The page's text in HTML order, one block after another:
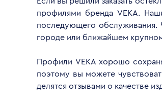
профилями бренда VEKA.
последующего обслуживания.
городе или ближайшем
Профили VEKA хорошо
поэтому вы можете
делятся отзывами о качестве